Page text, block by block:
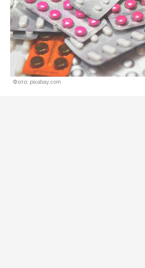
Фото: pixabay.com